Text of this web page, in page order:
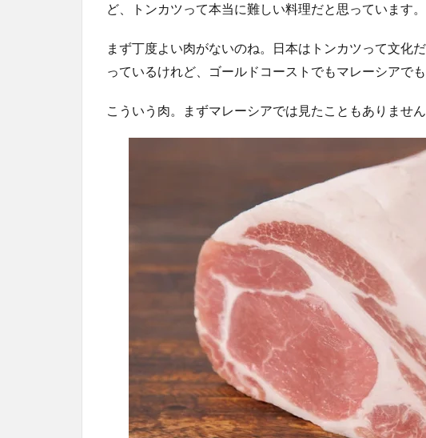
ど、トンカツって本当に難しい料理だと思っています。
まず丁度よい肉がないのね。日本はトンカツって文化
っているけれど、ゴールドコーストでもマレーシアで
こういう肉。まずマレーシアでは見たこともありません